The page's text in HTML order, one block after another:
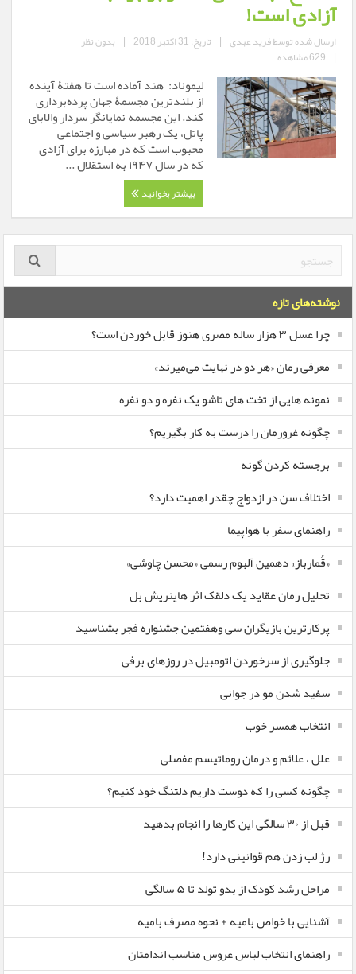
آزادی است!
ارسال شده توسطفرید عبدی | تاریخ: 31 اکتبر 2018 | بدون نظر
| 629 مشاهده
لیموناد: هند آماده است تا هفتۀ آینده
از بلندترین مجسمۀ جهان پرده‌برداری
کند. این مجسمه نمایانگر سردار والابای
پاتل، یک رهبر سیاسی و اجتماعی
محبوب است که در مبارزه برای آزادی
که در سال ۱۹۴۷ به استقلال ...
بیشتر بخوانید
نوشته‌های تازه
چرا عسل ۳ هزار ساله‌ مصری هنوز قابل خوردن است؟
معرفی رمان «هر دو در نهایت می‌میرند»
نمونه هایی از تخت های تاشو یک نفره و دو نفره
چگونه غرورمان را درست به کار بگیریم؟
برجسته کردن گونه
اختلاف سن در ازدواج چقدر اهمیت دارد؟
راهنمای سفر با هواپیما
«قُمارباز» دهمین آلبوم رسمی «محسن چاوشی»
تحلیل رمان عقاید یک دلقک اثر هاینریش بل
پرکارترین بازیگران سی وهفتمین جشنواره فجر بشناسید
جلوگیری از سرخوردن اتومبیل در روزهای برفی
سفید شدن مو در جوانی
انتخاب همسر خوب
علل ، علائم و درمان روماتیسم مفصلی
چگونه کسی را که دوست داریم دلتنگ خود کنیم؟
قبل از ۳۰ سالگی این کارها را انجام بدهید
رژ لب زدن هم قوانینی دارد!
مراحل رشد کودک از بدو تولد تا ۵ سالگی
آشنایی با خواص بامیه + نحوه مصرف بامیه
راهنمای انتخاب لباس عروس مناسب اندامتان